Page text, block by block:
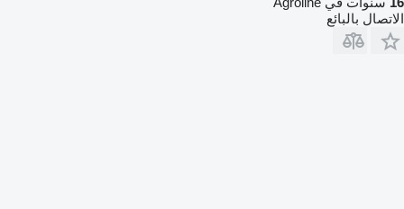
الاتصال بالبائع